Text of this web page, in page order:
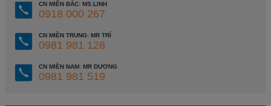
CN MIỀN BẮC: MS.LINH
0918 000 267
CN MIỀN TRUNG: MR TRÍ
0981 981 128
CN MIỀN NAM: MR DƯƠNG
0981 981 519